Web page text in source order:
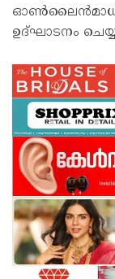
ഉദ്ഘാടനം